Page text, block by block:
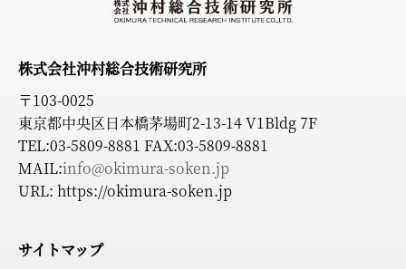
株式会社沖村総合技術研究所
〒103-0025
東京都中央区日本橋茅場町2-13-14 V1Bldg 7F
TEL:03-5809-8881 FAX:03-5809-8881
MAIL:info@okimura-soken.jp
URL: https://okimura-soken.jp
サイトマップ